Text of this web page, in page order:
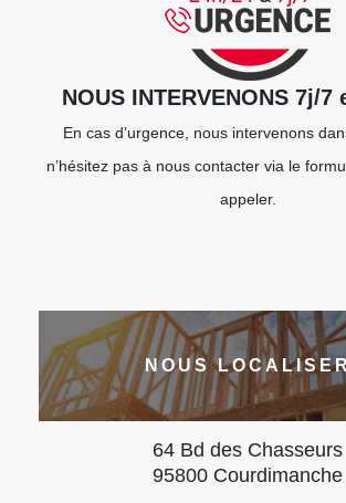
NOUS INTERVENONS 7j/7
En cas d’urgence, nous intervenons
n’hésitez pas à nous contacter via le
appeler.
NOUS
64 Bd des Chasseurs
95800 Courdimanche